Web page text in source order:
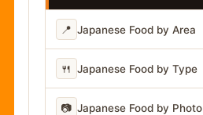
📍 Japanese Food by Area
🍴 Japanese Food by Type
📷 Japanese Food by Photo